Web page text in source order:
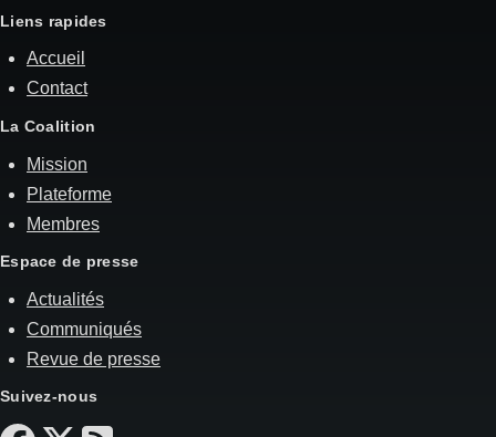
Liens rapides
Accueil
Contact
La Coalition
Mission
Plateforme
Membres
Espace de presse
Actualités
Communiqués
Revue de presse
Suivez-nous